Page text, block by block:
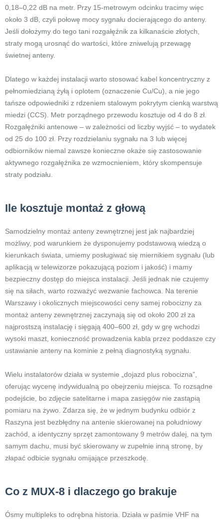
0,18–0,22 dB na metr. Przy 15-metrowym odcinku tracimy więc
około 3 dB, czyli połowę mocy sygnału docierającego do anteny.
Jeśli dołożymy do tego tani rozgałęźnik za kilkanaście złotych,
straty mogą urosnąć do wartości, które zniwelują przewagę
świetnej anteny.
Dlatego w każdej instalacji warto stosować kabel koncentryczny z
pełnomiedzianą żyłą i oplotem (oznaczenie Cu/Cu), a nie jego
tańsze odpowiedniki z rdzeniem stalowym pokrytym cienką warstwą
miedzi (CCS). Metr porządnego przewodu kosztuje od 4 do 8 zł.
Rozgałęźniki antenowe – w zależności od liczby wyjść – to wydatek
od 25 do 100 zł. Przy rozdzielaniu sygnału na 3 lub więcej
odbiorników niemal zawsze konieczne okaże się zastosowanie
aktywnego rozgałęźnika ze wzmocnieniem, który skompensuje
straty podziału.
Ile kosztuje montaż z głową
Samodzielny montaż anteny zewnętrznej jest jak najbardziej
możliwy, pod warunkiem że dysponujemy podstawową wiedzą o
kierunkach świata, umiemy posługiwać się miernikiem sygnału (lub
aplikacją w telewizorze pokazującą poziom i jakość) i mamy
bezpieczny dostęp do miejsca instalacji. Jeśli jednak nie czujemy
się na siłach, warto rozważyć wezwanie fachowca. Na terenie
Warszawy i okolicznych miejscowości ceny samej robocizny za
montaż anteny zewnętrznej zaczynają się od około 200 zł za
najprostszą instalację i sięgają 400–600 zł, gdy w grę wchodzi
wysoki maszt, konieczność prowadzenia kabla przez poddasze czy
ustawianie anteny na kominie z pełną diagnostyką sygnału.
Wielu instalatorów działa w systemie „dojazd plus robocizna”,
oferując wycenę indywidualną po obejrzeniu miejsca. To rozsądne
podejście, bo zdjęcie satelitarne i mapa zasięgów nie zastąpią
pomiaru na żywo. Zdarza się, że w jednym budynku odbiór z
Raszyna jest bezbłędny na antenie skierowanej na południowy
zachód, a identyczny sprzęt zamontowany 9 metrów dalej, na tym
samym dachu, musi być skierowany w zupełnie inną stronę, by
złapać odbicie sygnału omijające przeszkodę.
Co z MUX-8 i dlaczego go brakuje
Ósmy multipleks to odrębna historia. Działa w paśmie VHF na